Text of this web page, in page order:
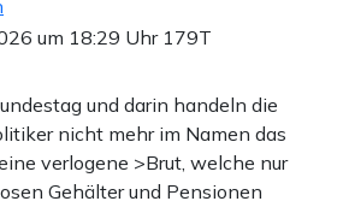
um 18:29 Uhr 179T
und darin handeln die
nicht mehr im Namen das
verlogene >Brut, welche nur
Gehälter und Pensionen